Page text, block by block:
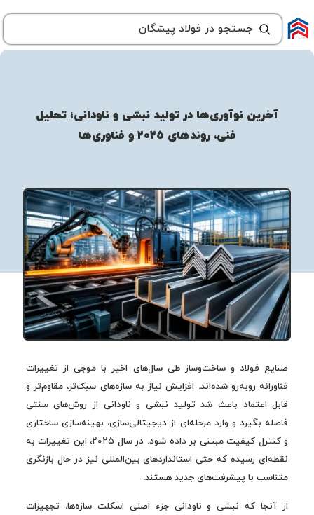
آخرین نوآوری‌ها در تولید نبشی و ناودانی؛ تحلیل
فنی، روندهای ۲۰۲۵ و فناوری‌ها
صنایع فولاد و ساخت‌وساز طی سال‌های اخیر با موجی از تغییرات
فناورانه روبه‌رو شده‌اند. افزایش نیاز به سازه‌های سبک‌تر، مقاوم‌تر و
قابل ‌اعتماد باعث شد تولید نبشی و ناودانی از روش‌های سنتی
فاصله بگیرد و وارد مرحله‌ای از دیجیتالی‌سازی، بهینه‌سازی ساختاری
و کنترل کیفیت مبتنی بر داده شود. در سال ۲۰۲۵، این تغییرات به
نقطه‌ای رسیده که حتی استانداردهای بین‌المللی نیز در حال بازنگری
متناسب با پیشرفت‌های جدید هستند.
از آنجا که نبشی و ناودانی جزء اصلی اسکلت سازه‌ها، تجهیزات